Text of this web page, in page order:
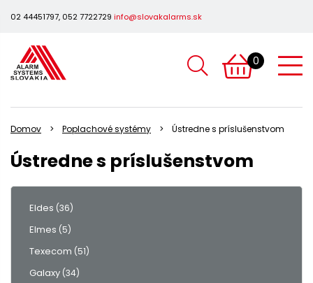
02 44451797, 052 7722729 info@slovakalarms.sk
0
Domov Poplachové systémy Ústredne s príslušenstvom
Ústredne s príslušenstvom
Eldes (36)
Elmes (5)
Texecom (51)
Galaxy (34)